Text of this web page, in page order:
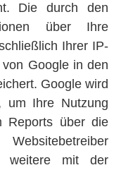
Die durch den
über Ihre
Ihrer IP-
Google in den
Google wird
um Ihre Nutzung
Reports über die
weitere mit der